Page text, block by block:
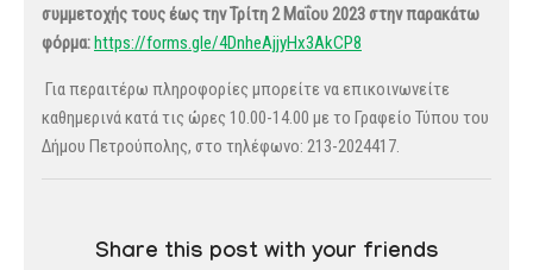
συμμετοχής τους έως την Τρίτη 2 Μαΐου 2023 στην παρακάτω
φόρμα:https://forms.gle/4DnheAjjyHx3AkCP8
Για περαιτέρω πληροφορίες μπορείτε να επικοινωνείτε
καθημερινά κατά τις ώρες 10.00-14.00 με το Γραφείο Τύπου του
Δήμου Πετρούπολης, στο τηλέφωνο: 213-2024417.
Share this post with your friends